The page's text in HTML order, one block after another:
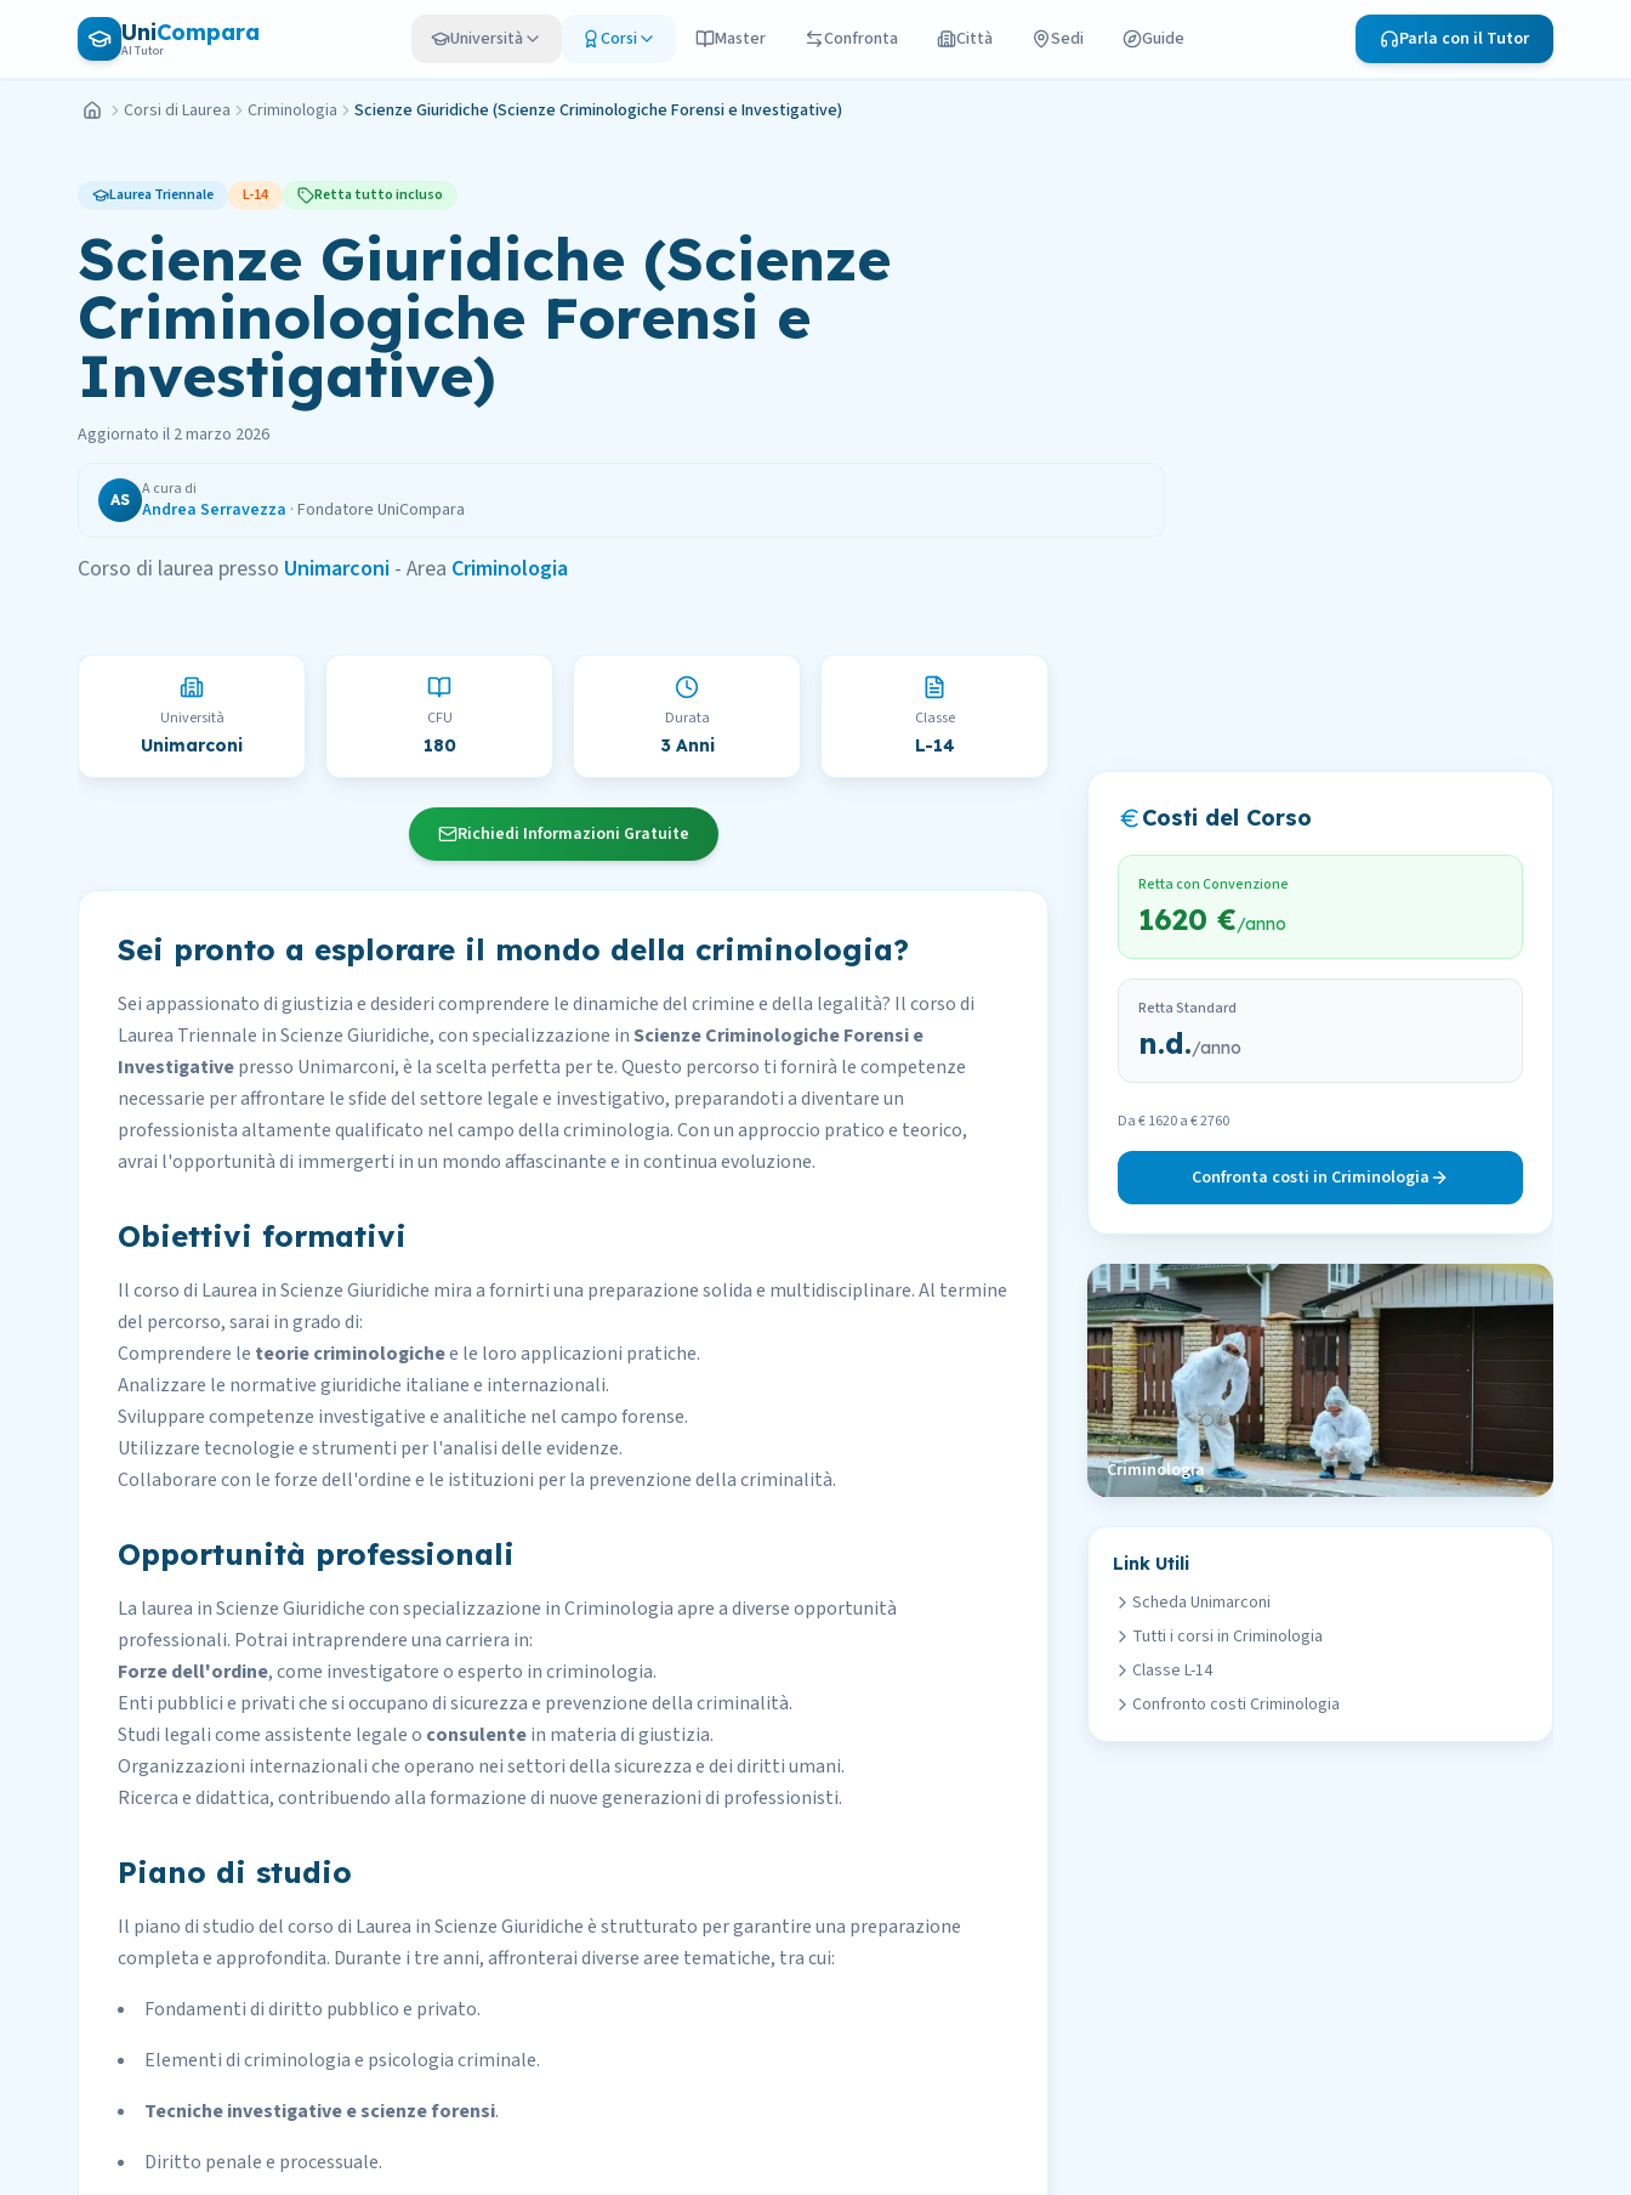
Vai al contenuto principale
UniCompara
AI Tutor Università Corsi Master Confronta Città Sedi Guide Parla con il Tutor
Home Corsi di Laurea Criminologia Scienze Giuridiche (Scienze Criminologiche Forensi e Investigative)
Laurea Triennale L-14 Retta tutto incluso
Scienze Giuridiche (Scienze
Criminologiche Forensi e
Investigative)
Aggiornato il 2 marzo 2026
AS
A cura di
Andrea Serravezza · Fondatore UniCompara
Corso di laurea presso Unimarconi - Area Criminologia
Università
Unimarconi
CFU
180
Durata
3 Anni
Classe
L-14
Richiedi Informazioni Gratuite
Sei pronto a esplorare il mondo della criminologia?
Sei appassionato di giustizia e desideri comprendere le dinamiche del crimine e della legalità? Il corso di
Laurea Triennale in Scienze Giuridiche, con specializzazione inScienze Criminologiche Forensi e
Investigativepresso Unimarconi, è la scelta perfetta per te. Questo percorso ti fornirà le competenze
necessarie per affrontare le sfide del settore legale e investigativo, preparandoti a diventare un
professionista altamente qualificato nel campo della criminologia. Con un approccio pratico e teorico,
avrai l'opportunità di immergerti in un mondo affascinante e in continua evoluzione.
Obiettivi formativi
Il corso di Laurea inScienze Giuridiche mira a fornirti una preparazione solida e multidisciplinare. Al termine
del percorso, sarai in grado di:
Comprendere le teorie criminologichee le loro applicazioni pratiche.
Analizzare le normative giuridiche italiane e internazionali.
Sviluppare competenze investigative e analitiche nel campo forense.
Utilizzare tecnologie e strumenti per l'analisi delle evidenze.
Collaborare con le forze dell'ordine e le istituzioni per la prevenzione della criminalità.
Opportunità professionali
La laurea in Scienze Giuridiche con specializzazione inCriminologiaapre a diverse opportunità
professionali. Potrai intraprendere una carriera in:
Forze dell'ordine, come investigatore o esperto in criminologia.
Enti pubblici e privati che si occupano di sicurezza e prevenzione della criminalità.
Studi legali come assistente legale o consulentein materia di giustizia.
Organizzazioni internazionali che operano nei settori della sicurezza e dei diritti umani.
Ricerca e didattica, contribuendo alla formazione di nuove generazioni di professionisti.
Piano di studio
Il piano di studio del corso di Laurea in Scienze Giuridiche è strutturato per garantire una preparazione
completa e approfondita. Durante i tre anni, affronterai diverse aree tematiche, tra cui:
Fondamenti di diritto pubblico e privato.
Elementi di criminologia e psicologia criminale.
Tecniche investigative e scienze forensi.
Diritto penale e processuale.
Costi del Corso
Retta con Convenzione
1620 €/anno
Retta Standard
n.d./anno
Da € 1620 a € 2760
Confronta costi in Criminologia
Criminologia
Link Utili
Scheda Unimarconi
Tutti i corsi in Criminologia
Classe L-14
Confronto costi Criminologia